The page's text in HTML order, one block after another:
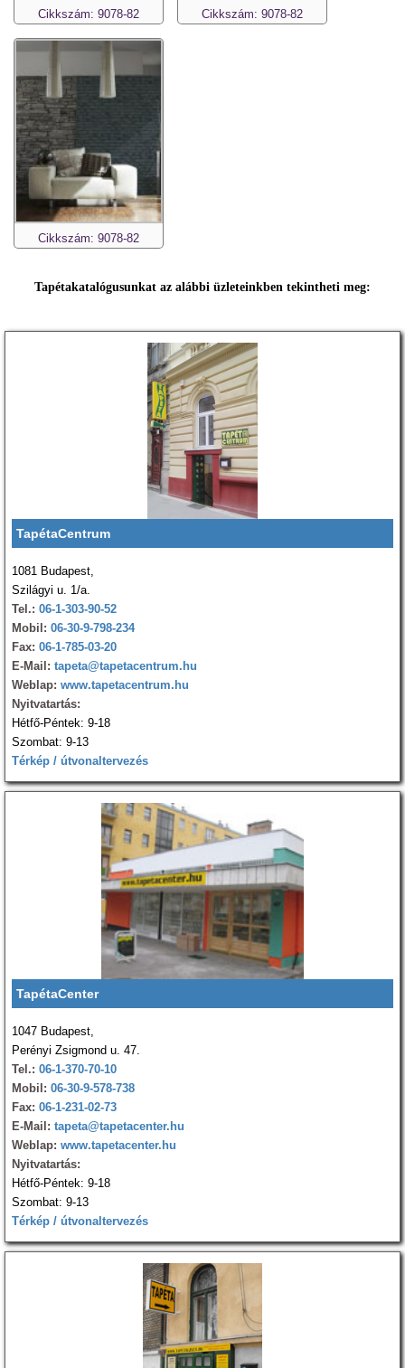
Cikkszám: 9078-82 Cikkszám: 9078-82
Cikkszám: 9078-82
Tapétakatalógusunkat az alábbi üzleteinkben tekintheti meg:
TapétaCentrum
1081 Budapest,
Szilágyi u. 1/a.
Tel.: 06-1-303-90-52
Mobil: 06-30-9-798-234
Fax: 06-1-785-03-20
E-Mail: tapeta@tapetacentrum.hu
Weblap: www.tapetacentrum.hu
Nyitvatartás:
Hétfő-Péntek: 9-18
Szombat: 9-13
Térkép / útvonaltervezés
TapétaCenter
1047 Budapest,
Perényi Zsigmond u. 47.
Tel.: 06-1-370-70-10
Mobil: 06-30-9-578-738
Fax: 06-1-231-02-73
E-Mail: tapeta@tapetacenter.hu
Weblap: www.tapetacenter.hu
Nyitvatartás:
Hétfő-Péntek: 9-18
Szombat: 9-13
Térkép / útvonaltervezés